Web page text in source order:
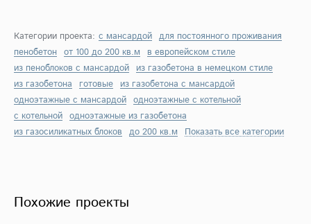
Категории проекта: с мансардой для постоянного проживания
пенобетон от 100 до 200 кв.м
в европейском стиле
из пеноблоков с мансардой из газобетона в немецком стиле
из газобетона
готовые из газобетона с мансардой
одноэтажные с мансардой одноэтажные с котельной
с котельной одноэтажные из газобетона
из газосиликатных блоков до 200 кв.м Показать все категории
Похожие проекты